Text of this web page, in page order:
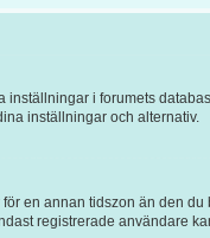
inställningar i forumets
inställningar och alternativ.
en annan tidszon än den
registrerade användare